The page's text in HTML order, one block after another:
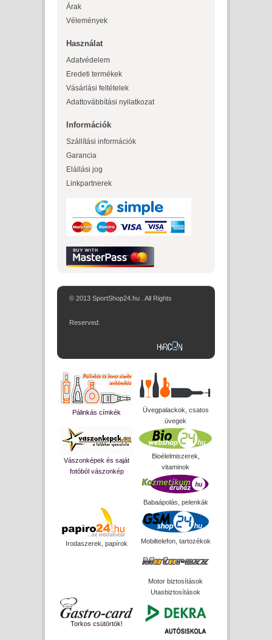
Árak
Vélemények
Használat
Adatvédelem
Eredeti termékek
Vásárlási feltételek
Adattovábbítási nyilatkozat
Információk
Szállítási információk
Garancia
Elállási jog
Linkpartnerek
© 2013 SportShop24.hu . All Rights
Reserved.
Pálinkás címkék
Üvegpalackok, csatos
üvegek
Vászonképek és saját
fotóból vászonkép
Bioélelmiszerek,
vitaminok
Babaápolás, pelenkák
Irodaszerek, papírok Mobiltelefon, tartozékok
Motor biztosítások
Utasbiztosítások
Torkos csütörtök!